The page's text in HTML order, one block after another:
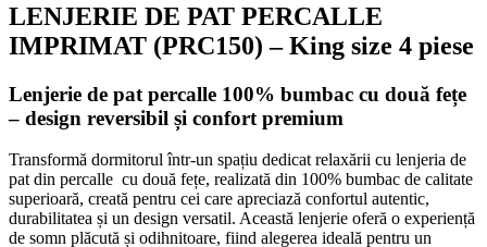
LENJERIE DE PAT PERCALLE
IMPRIMAT (PRC150) – King size 4 piese
Lenjerie de pat percalle 100% bumbac cu două fețe
– design reversibil și confort premium
Transformă dormitorul într-un spațiu dedicat relaxării cu lenjeria de
pat din percalle cu două fețe, realizată din 100% bumbac de calitate
superioară, creată pentru cei care apreciază confortul autentic,
durabilitatea și un design versatil. Această lenjerie oferă o experiență
de somn plăcută și odihnitoare, fiind alegerea ideală pentru un